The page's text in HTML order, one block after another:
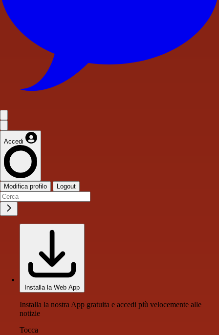
Accedi
Modifica profilo Logout
Installa la Web App
Installa la nostra App gratuita e accedi più velocemente alle
notizie
Tocca